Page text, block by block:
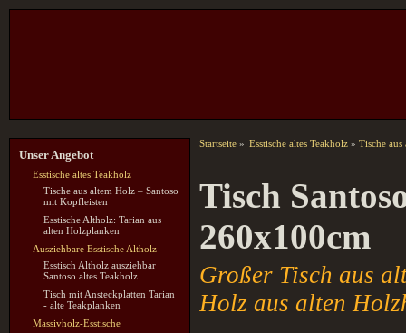
Unser Angebot
Esstische altes Teakholz
Tische aus altem Holz – Santoso
mit Kopfleisten
Esstische Altholz: Tarian aus
alten Holzplanken
Ausziehbare Esstische Altholz
Esstisch Altholz ausziehbar
Santoso altes Teakholz
Tisch mit Ansteckplatten Tarian
- alte Teakplanken
Massivholz-Esstische
Startseite » Esstische altes Teakholz » Tische
Tisch
260x100cm
Großer Tisch aus
Holz aus alten